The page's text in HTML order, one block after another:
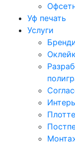
Уф печать
Услуги